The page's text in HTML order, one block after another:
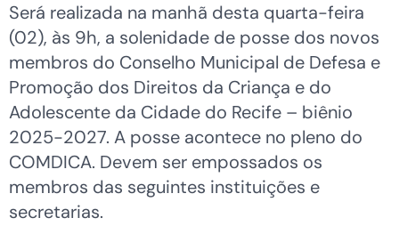
Será realizada na manhã desta quarta-feira
(02), às 9h, a solenidade de posse dos novos
membros do Conselho Municipal de Defesa e
Promoção dos Direitos da Criança e do
Adolescente da Cidade do Recife – biênio
2025-2027. A posse acontece no pleno do
COMDICA. Devem ser empossados os
membros das seguintes instituições e
secretarias.